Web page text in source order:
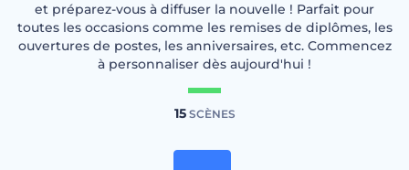
et préparez-vous à diffuser la nouvelle ! Parfait pour
toutes les occasions comme les remises de diplômes, les
ouvertures de postes, les anniversaires, etc. Commencez
à personnaliser dès aujourd'hui !
15SCÈNES